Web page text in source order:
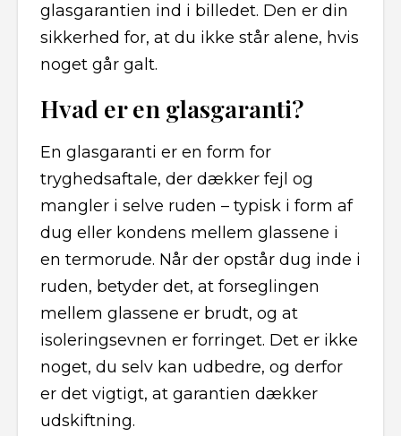
glasgarantien ind i billedet. Den er din
sikkerhed for, at du ikke står alene, hvis
noget går galt.
Hvad er en glasgaranti?
En glasgaranti er en form for
tryghedsaftale, der dækker fejl og
mangler i selve ruden – typisk i form af
dug eller kondens mellem glassene i
en termorude. Når der opstår dug inde i
ruden, betyder det, at forseglingen
mellem glassene er brudt, og at
isoleringsevnen er forringet. Det er ikke
noget, du selv kan udbedre, og derfor
er det vigtigt, at garantien dækker
udskiftning.